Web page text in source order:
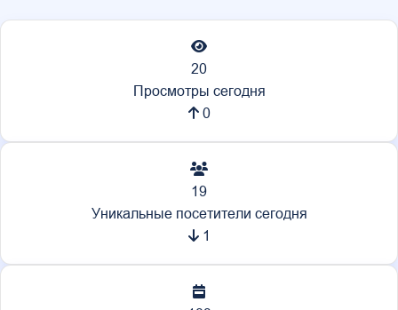
20
Просмотры сегодня
0
19
Уникальные посетители сегодня
1